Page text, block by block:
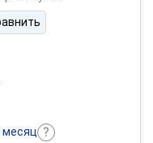
месяц